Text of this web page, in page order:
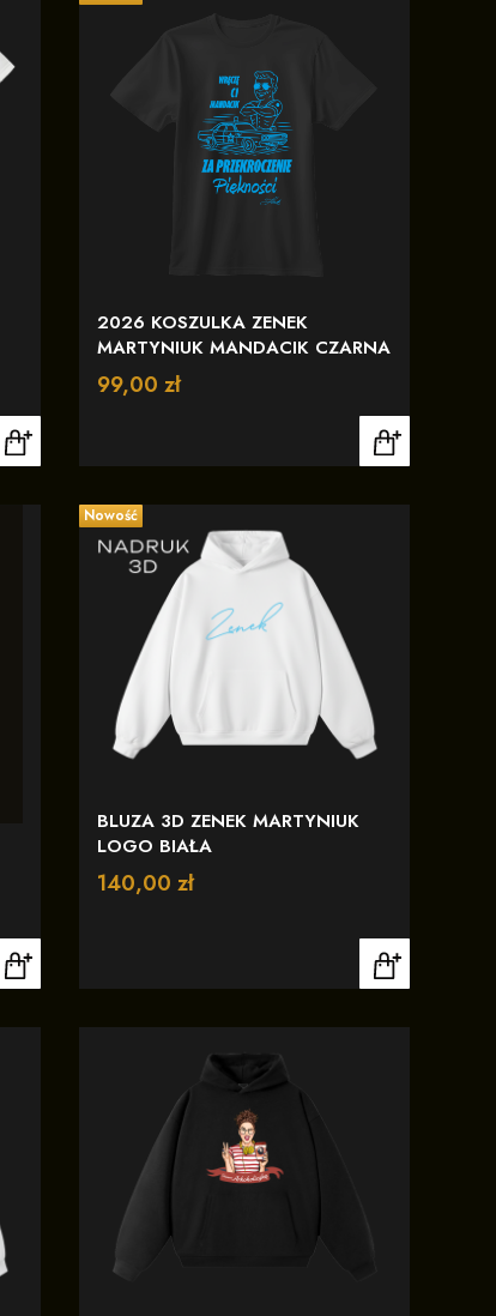
2026 KOSZULKA ZENEK
MARTYNIUK MANDACIK CZARNA
Cena
99,00 zł
Nowość
BLUZA 3D ZENEK MARTYNIUK
LOGO BIAŁA
Cena
140,00 zł